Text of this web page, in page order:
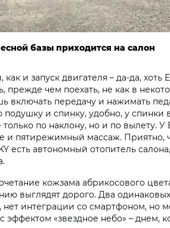
базы приходится на салон
и запуск двигателя – да-да, хоть
прежде чем поехать, не как в
включать передачу и нажимать
и спинку, удобно, у
по наклону, но и по вылету.
и пятирежимный массаж. Приятно,
есть автономный отопитель
кожзама абрикосового
выглядят дорого. Два
нет интеграции со смартфоном,
«звездное небо» – днем,